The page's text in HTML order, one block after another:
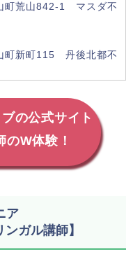
町荒山842-1 マスダ不
町新町115 丹後北都不
の公式サイト
W体験！
ア
ガル講師】